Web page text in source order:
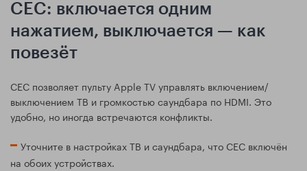
CEC: включается одним
нажатием, выключается — как
повезёт
CEC позволяет пульту Apple TV управлять включением/
выключением ТВ и громкостью саундбара по HDMI. Это
удобно, но иногда встречаются конфликты.
Уточните в настройках ТВ и саундбара, что CEC включён
на обоих устройствах.